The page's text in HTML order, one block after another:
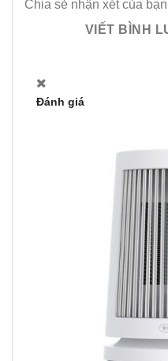
Chia sẻ nhận xét của
VIẾT BÌNH
Đánh giá